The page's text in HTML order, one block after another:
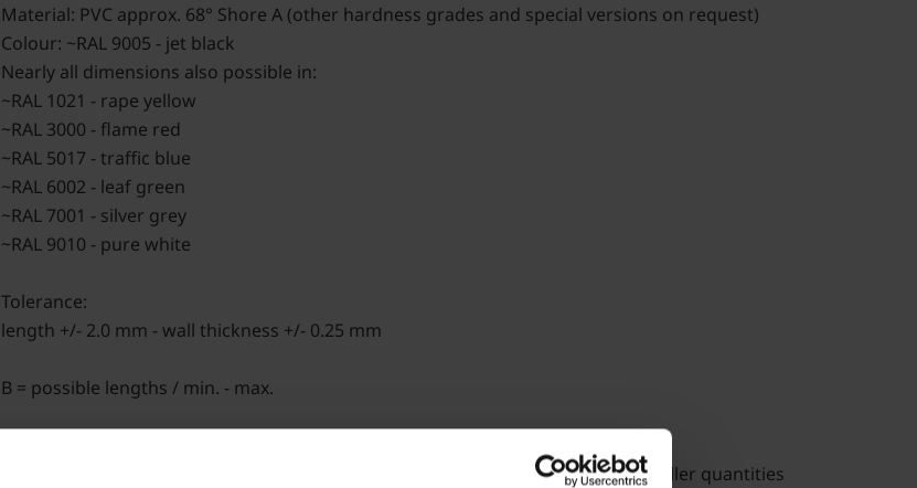
Material: PVC approx. 68° Shore A (other hardness grades and special versions on request)
Colour: ~RAL 9005 - jet black
Nearly all dimensions also possible in:
~RAL 1021 - rape yellow
~RAL 3000 - flame red
~RAL 5017 - traffic blue
~RAL 6002 - leaf green
~RAL 7001 - silver grey
~RAL 9010 - pure white
Tolerance:
length +/- 2.0 mm - wall thickness +/- 0.25 mm
B = possible lengths / min. - max.
(The indicated minimum quantities are binding. If available from stock, also smaller quantities